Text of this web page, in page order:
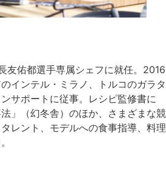
友佑都選手専属シェフに就任。2016
インテル・ミラノ、トルコのガラタ
サポートに従事。レシピ監修書に
法」（幻冬舎）のほか、さまざまな競
レント、モデルへの食事指導、料理